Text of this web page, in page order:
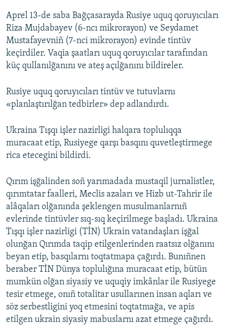
Aprel 13-de saba Bağçasarayda Rusiye uquq qoruyıcıları
Riza Mujdabayev (6-ncı mikrorayon) ve Seydamet
Mustafayevniñ (7-nci mikrorayon) evinde tintüv
keçirdiler. Vaqia şaatları uquq qoruyıcılar tarafından
küç qullanılğanını ve ateş açılğanını bildireler.
Rusiye uquq qoruyıcıları tintüv ve tutuvlarnı
«planlaştırılğan tedbirler» dep adlandırdı.
Ukraina Tışqı işler nazirligi halqara toplulıqqa
muracaat etip, Rusiyege qarşı basqını quvetleştirmege
rica etecegini bildirdi.
Qırım işğalinden soñ yarımadada mustaqil jurnalistler,
qırımtatar faalleri, Meclis azaları ve Hizb ut-Tahrir ile
alâqaları olğanında şeklengen musulmanlarnıñ
evlerinde tintüvler sıq-sıq keçirilmege başladı. Ukraina
Tışqı işler nazirligi (TİN) Ukrain vatandaşları işğal
olunğan Qırımda taqip etilgenlerinden raatsız olğanını
beyan etip, basqılarnı toqtatmapa çağırdı. Bunıñnen
beraber TİN Dünya toplulığına muracaat etip, bütün
mumkün olğan siyasiy ve uquqiy imkânlar ile Rusiyege
tesir etmege, onıñ totalitar usullarınen insan aqları ve
söz serbestligini yoq etmesini toqtatmağa, ve apis
etilgen ukrain siyasiy mabuslarnı azat etmege çağırdı.